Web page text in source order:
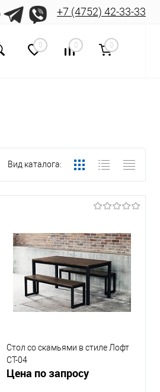
+7 (4752) 42-33-33
0 0 0
Вид каталога:
Стол со скамьями в стиле Лофт
СТ-04
Цена по запросу